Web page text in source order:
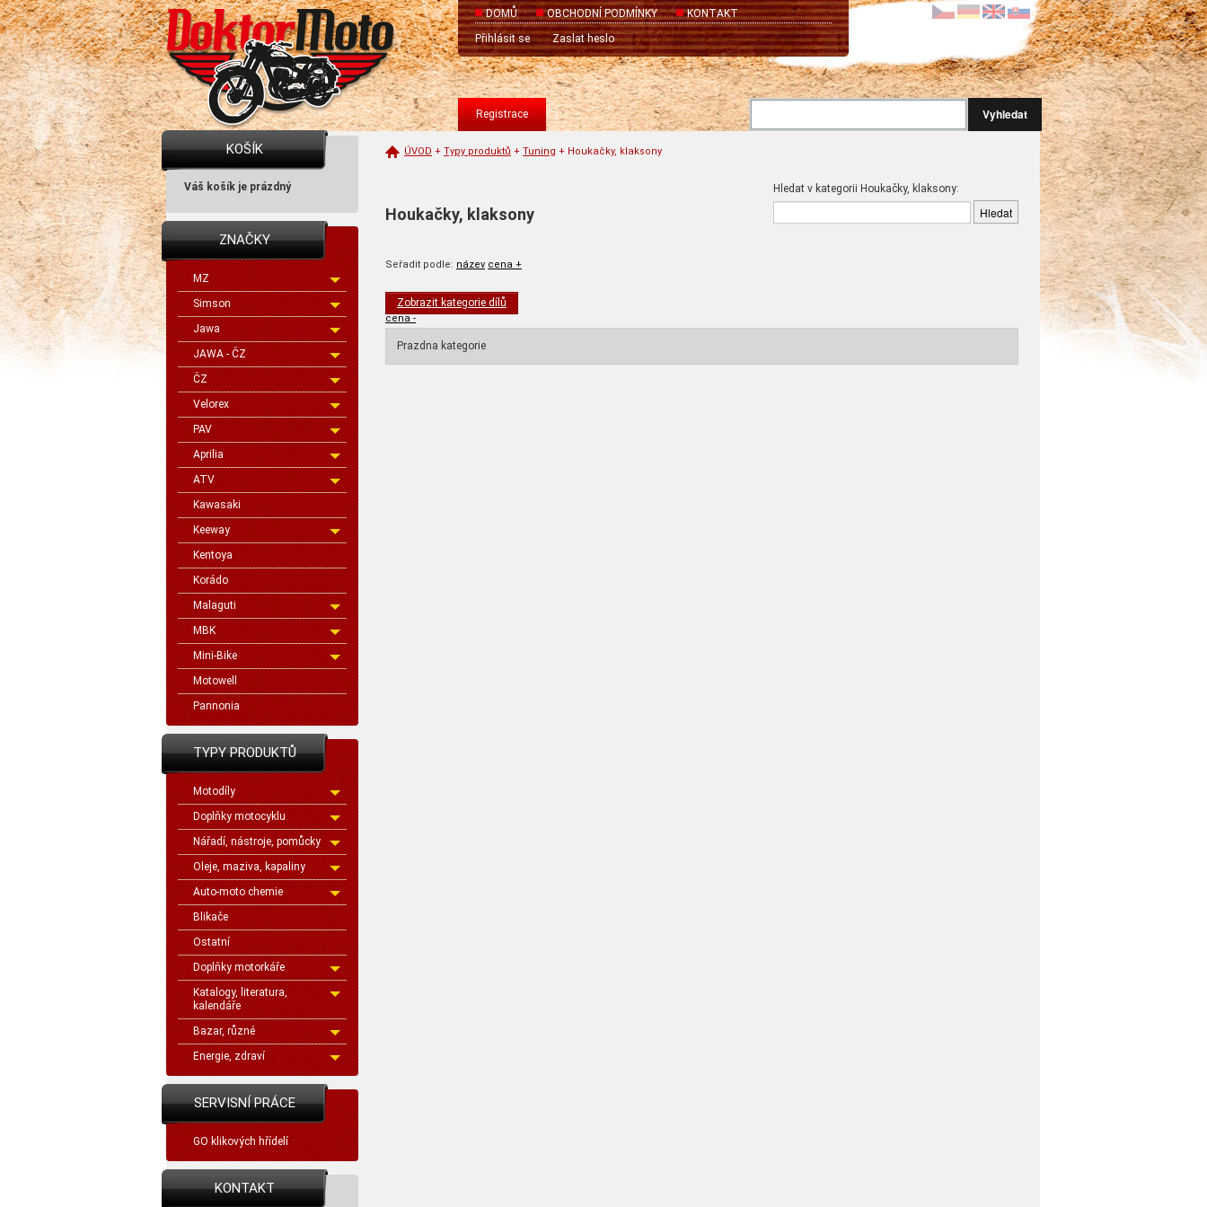
DOMŮ OBCHODNÍ PODMÍNKY
KONTAKT
Přihlásit se
Zaslat heslo
Vyhledat
Registrace
KOŠÍK
Váš košík je prázdný
ZNAČKY
MZ
Simson
Jawa
JAWA - ČZ
ČZ
Velorex
PAV
Aprilia
ATV
Kawasaki
Keeway
Kentoya
Korádo
Malaguti
MBK
Mini-Bike
Motowell
Pannonia
TYPY PRODUKTŮ
Motodíly
Doplňky motocyklu
Nářadí, nástroje, pomůcky
Oleje, maziva, kapaliny
Auto-moto chemie
Blikače
Ostatní
Doplňky motorkáře
Katalogy, literatura,
kalendáře
Bazar, různé
Energie, zdraví
SERVISNÍ PRÁCE
GO klikových hřídelí
KONTAKT
ÚVOD + Typy produktů + Tuning + Houkačky, klaksony
Hledat v kategorii Houkačky, klaksony:
Houkačky, klaksony
Seřadit podle: název cena +
cena -
Zobrazit kategorie dílů
Prazdna kategorie